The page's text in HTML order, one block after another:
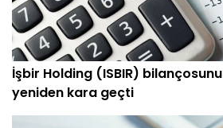
İşbir Holding (ISBIR) bilançosunu
yeniden kara geçti